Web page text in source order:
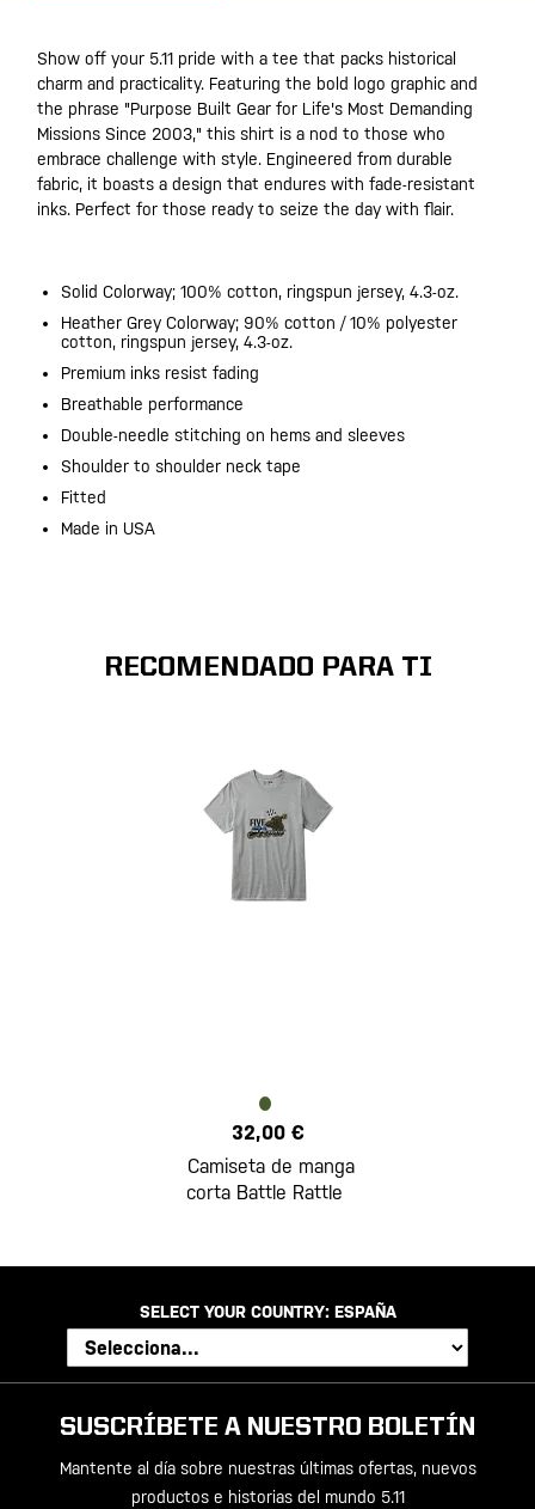
Show off your 5.11 pride with a tee that packs historical
charm and practicality. Featuring the bold logo graphic and
the phrase "Purpose Built Gear for Life's Most Demanding
Missions Since 2003," this shirt is a nod to those who
embrace challenge with style. Engineered from durable
fabric, it boasts a design that endures with fade-resistant
inks. Perfect for those ready to seize the day with flair.
Solid Colorway; 100% cotton, ringspun jersey, 4.3-oz.
Heather Grey Colorway; 90% cotton / 10% polyester
cotton, ringspun jersey, 4.3-oz.
Premium inks resist fading
Breathable performance
Double-needle stitching on hems and sleeves
Shoulder to shoulder neck tape
Fitted
Made in USA
RECOMENDADO PARA TI
32,00 €
Camiseta de manga
corta Battle Rattle
SELECT YOUR COUNTRY: ESPAÑA
SUSCRÍBETE A NUESTRO BOLETÍN
Mantente al día sobre nuestras últimas ofertas, nuevos
productos e historias del mundo 5.11